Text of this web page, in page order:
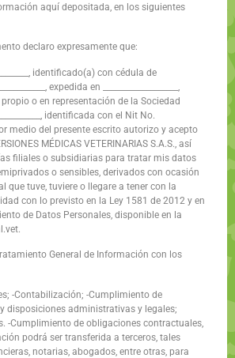
aquí depositada, en los siguientes
declaro expresamente que:
identificado(a) con cédula de
expedida en ___________________,
o en representación de la Sociedad
identificada con el Nit No.
por medio del presente escrito autorizo y acepto
MÉDICAS VETERINARIAS S.A.S., así
filiales o subsidiarias para tratar mis datos
o sensibles, derivados con ocasión
que tuve, tuviere o llegare a tener con la
con lo previsto en la Ley 1581 de 2012 y en
de Datos Personales, disponible en la
General de Información con los
-Contabilización; -Cumplimiento de
disposiciones administrativas y legales;
-Cumplimiento de obligaciones contractuales,
podrá ser transferida a terceros, tales
notarias, abogados, entre otras, para